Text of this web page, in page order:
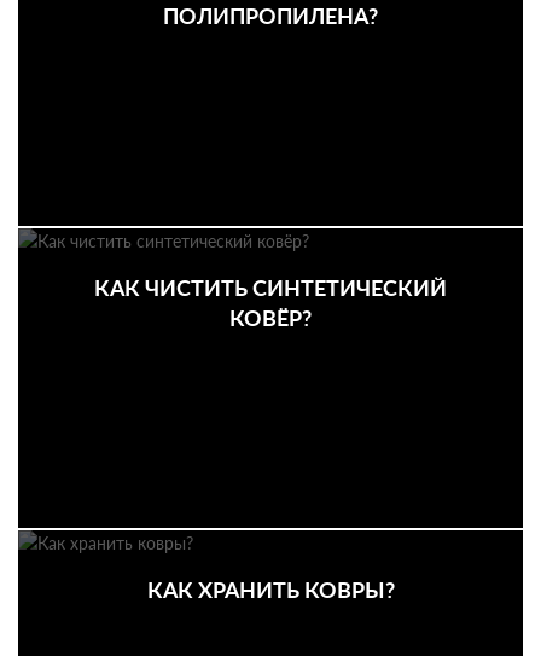
ПОЛИПРОПИЛЕНА?
КАК ЧИСТИТЬ СИНТЕТИЧЕСКИЙ
КОВЁР?
КАК ХРАНИТЬ КОВРЫ?